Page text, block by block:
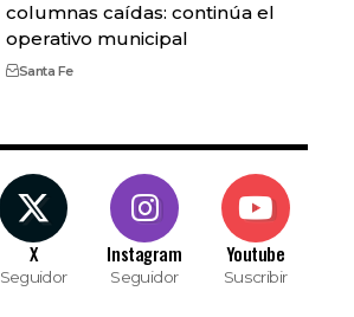
columnas caídas: continúa el
operativo municipal
Santa Fe
X
Seguidor
Instagram
Seguidor
Youtube
Suscribir